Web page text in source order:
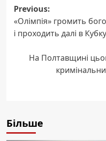
Post
navigation
Previous:
«Олімпія» громить
і проходить далі в
На Полтавщині
Більше